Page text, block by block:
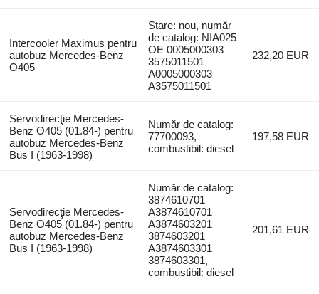
Intercooler Maximus pentru
autobuz Mercedes-Benz
O405
Stare: nou, număr
de catalog: NIA025
OE 0005000303
3575011501
A0005000303
A3575011501
232,20 EUR
Servodirecţie Mercedes-
Benz O405 (01.84-) pentru
autobuz Mercedes-Benz
Bus I (1963-1998)
Număr de catalog:
77700093,
combustibil: diesel
197,58 EUR
Servodirecţie Mercedes-
Benz O405 (01.84-) pentru
autobuz Mercedes-Benz
Bus I (1963-1998)
Număr de catalog:
3874610701
A3874610701
A3874603201
3874603201
A3874603301
3874603301,
combustibil: diesel
201,61 EUR